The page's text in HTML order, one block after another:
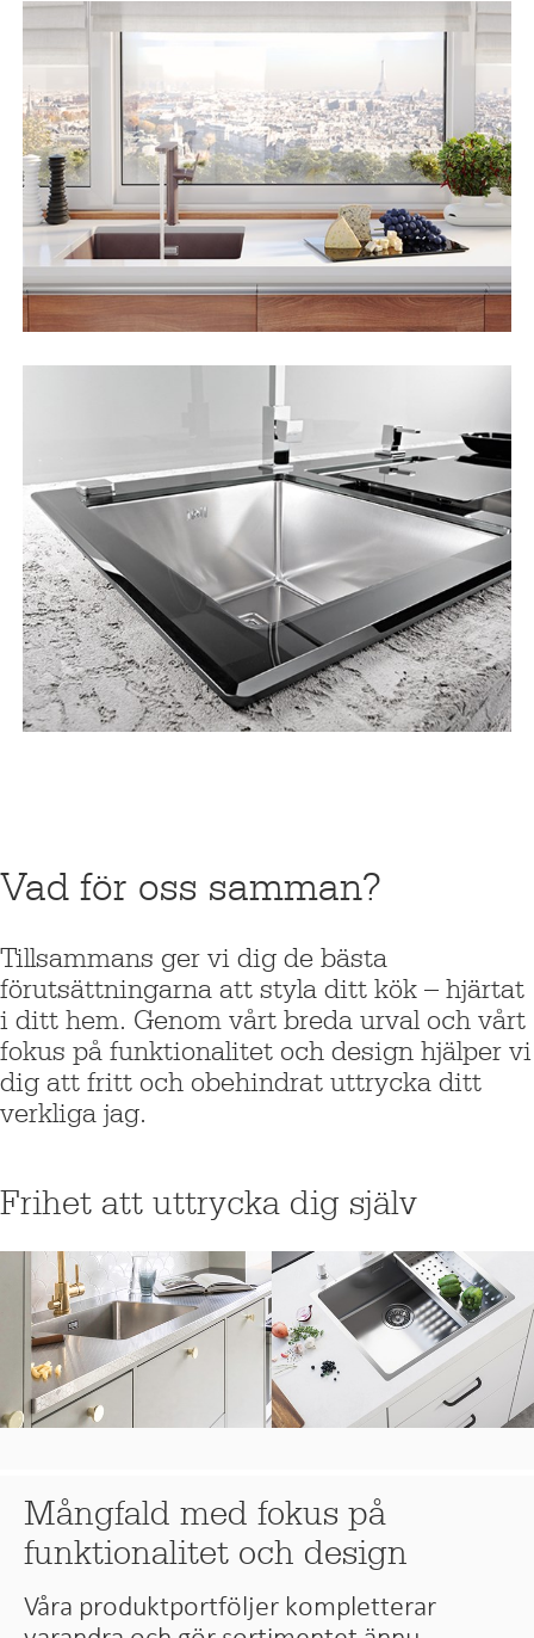
Vad för oss samman?
Tillsammans ger vi dig de bästa
förutsättningarna att styla ditt kök – hjärtat
i ditt hem. Genom vårt breda urval och vårt
fokus på funktionalitet och design hjälper vi
dig att fritt och obehindrat uttrycka ditt
verkliga jag.
Frihet att uttrycka dig själv
Mångfald med fokus på
funktionalitet och design
Våra produktportföljer kompletterar